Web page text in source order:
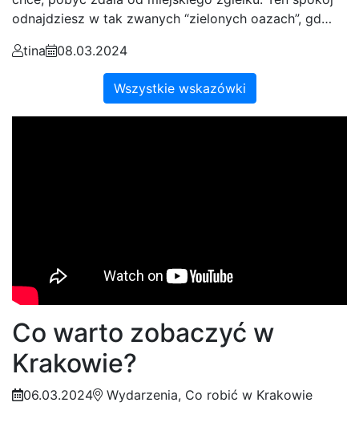
odnajdziesz w tak zwanych “zielonych oazach”, gd…
tina
08.03.2024
Wszystkie wskazówki
Co warto zobaczyć w
Krakowie?
06.03.2024 Wydarzenia, Co robić w Krakowie